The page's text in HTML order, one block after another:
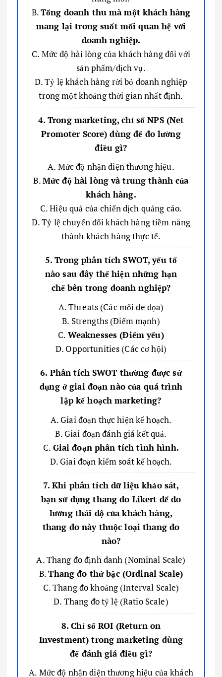
B.Tổng doanh thu mà một khách hàng
mang lại trong suốt mối quan hệ với
doanh nghiệp.
C. Mức độ hài lòng của khách hàng đối với
sản phẩm/dịch vụ.
D. Tỷ lệ khách hàng rời bỏ doanh nghiệp
trong một khoảng thời gian nhất định.
4. Trong marketing, chỉ số NPS (Net
Promoter Score) dùng để đo lường
điều gì?
A. Mức độ nhận diện thương hiệu.
B.Mức độ hài lòng và trung thành của
khách hàng.
C. Hiệu quả của chiến dịch quảng cáo.
D. Tỷ lệ chuyển đổi khách hàng tiềm năng
thành khách hàng thực tế.
5. Trong phân tích SWOT, yếu tố
nào sau đây thể hiện những hạn
chế bên trong doanh nghiệp?
A. Threats (Các mối đe dọa)
B. Strengths (Điểm mạnh)
C. Weaknesses (Điểm yếu)
D. Opportunities (Các cơ hội)
6. Phân tích SWOT thường được sử
dụng ở giai đoạn nào của quá trình
lập kế hoạch marketing?
A. Giai đoạn thực hiện kế hoạch.
B. Giai đoạn đánh giá kết quả.
C. Giai đoạn phân tích tình hình.
D. Giai đoạn kiểm soát kế hoạch.
7. Khi phân tích dữ liệu khảo sát,
bạn sử dụng thang đo Likert để đo
lường thái độ của khách hàng,
thang đo này thuộc loại thang đo
nào?
A. Thang đo định danh (Nominal Scale)
B.Thang đo thứ bậc (Ordinal Scale)
C. Thang đo khoảng (Interval Scale)
D. Thang đo tỷ lệ (Ratio Scale)
8. Chỉ số ROI (Return on
Investment) trong marketing dùng
để đánh giá điều gì?
A. Mức độ nhận diện thương hiệu của khách